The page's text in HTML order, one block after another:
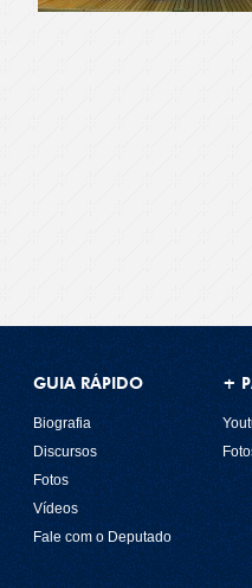
GUIA RÁPIDO
Biografia
Discursos
Fotos
Vídeos
Fale com o Deputado
+